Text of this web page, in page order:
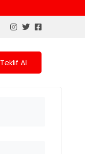
Teklif Al